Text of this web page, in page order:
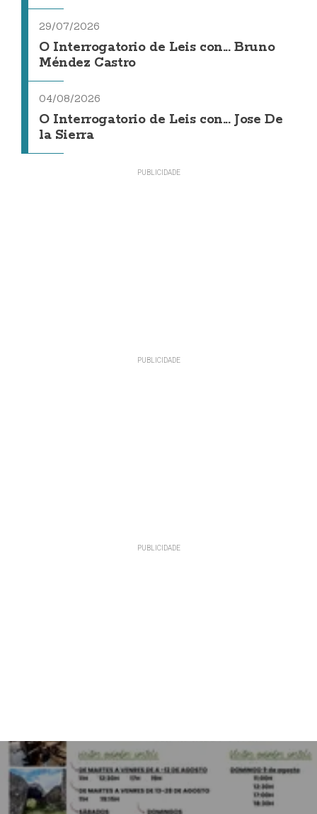
29/07/2026
O Interrogatorio de Leis con... Bruno
Méndez Castro
04/08/2026
O Interrogatorio de Leis con... Jose De
la Sierra